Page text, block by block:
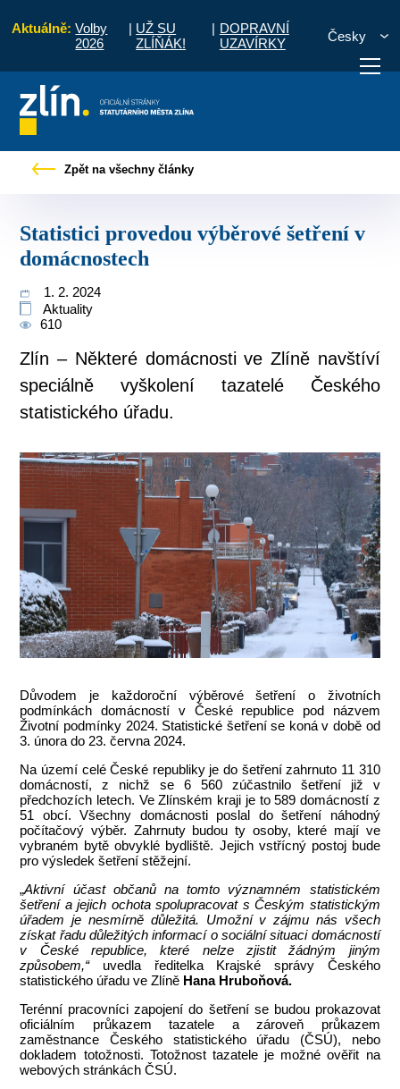
Aktuálně: Volby
2026
| UŽ SU
ZLÍŇÁK!
| DOPRAVNÍ
UZAVÍRKY
Česky
vyřídit Potřebuji zaplatit
Zpět na všechny články
Statistici provedou výběrové šetření v
domácnostech
1. 2. 2024
Aktuality
610
Zlín – Některé domácnosti ve Zlíně navštíví
speciálně vyškolení tazatelé Českého
statistického úřadu.
Důvodem je každoroční výběrové šetření o životních
podmínkách domácností v České republice pod názvem
Životní podmínky 2024. Statistické šetření se koná v době od
3. února do 23. června 2024.
Na území celé České republiky je do šetření zahrnuto 11 310
domácností, z nichž se 6 560 zúčastnilo šetření již v
předchozích letech. Ve Zlínském kraji je to 589 domácností z
51 obcí. Všechny domácnosti poslal do šetření náhodný
počítačový výběr. Zahrnuty budou ty osoby, které mají ve
vybraném bytě obvyklé bydliště. Jejich vstřícný postoj bude
pro výsledek šetření stěžejní.
„Aktivní účast občanů na tomto významném statistickém
šetření a jejich ochota spolupracovat s Českým statistickým
úřadem je nesmírně důležitá. Umožní v zájmu nás všech
získat řadu důležitých informací o sociální situaci domácností
v České republice, které nelze zjistit žádným jiným
způsobem,“uvedla ředitelka Krajské správy Českého
statistického úřadu ve Zlíně Hana Hruboňová.
Terénní pracovníci zapojení do šetření se budou prokazovat
oficiálním průkazem tazatele a zároveň průkazem
zaměstnance Českého statistického úřadu (ČSÚ), nebo
dokladem totožnosti. Totožnost tazatele je možné ověřit na
webových stránkách ČSÚ.